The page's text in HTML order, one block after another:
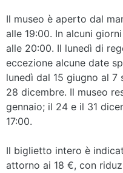
Il museo è aperto dal
alle 19:00. In alcuni
alle 20:00. Il lunedì di
eccezione alcune date
lunedì dal 15 giugno al
28 dicembre. Il museo
gennaio; il 24 e il 31
17:00.
Il biglietto intero è
attorno ai 18 €, con